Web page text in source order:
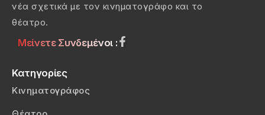
νέα σχετικά με τον κινηματογράφο και το
θέατρο.
Μείνετε Συνδεμένοι :
Κατηγορίες
Κινηματογράφος